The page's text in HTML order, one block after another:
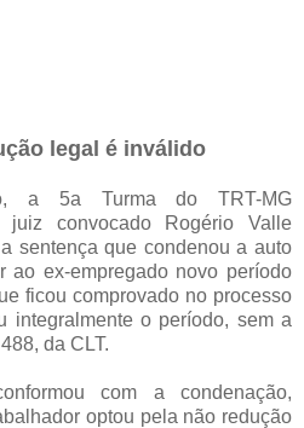
legal é inválido
a 5a Turma do TRT-MG
convocado Rogério Valle
sentença que condenou a auto
ao ex-empregado novo período
ficou comprovado no processo
integralmente o período, sem a
da CLT.
com a condenação,
optou pela não redução